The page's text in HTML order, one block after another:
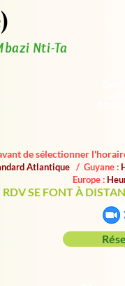
Nti-Ta
de sélectionner
Atlantique / Guyane :
Europe :
RDV SE FONT À